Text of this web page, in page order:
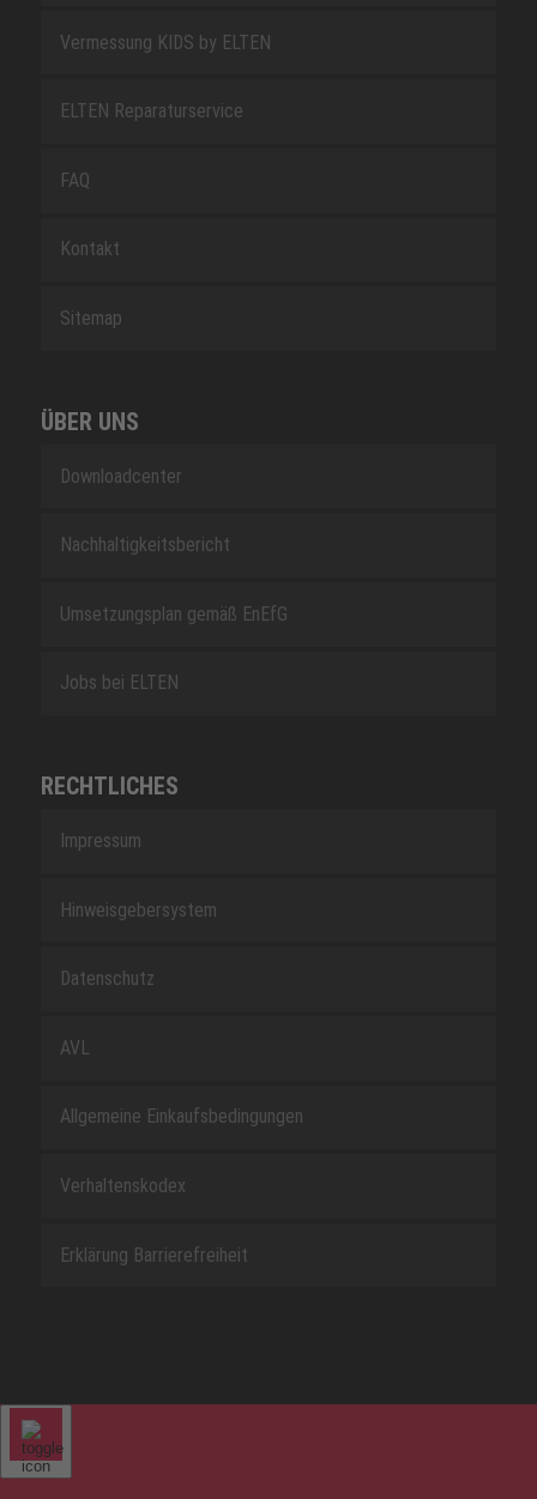
Vermessung KIDS by ELTEN
ELTEN Reparaturservice
FAQ
Kontakt
Sitemap
ÜBER UNS
Downloadcenter
Nachhaltigkeitsbericht
Umsetzungsplan gemäß EnEfG
Jobs bei ELTEN
RECHTLICHES
Impressum
Hinweisgebersystem
Datenschutz
AVL
Allgemeine Einkaufsbedingungen
Verhaltenskodex
Erklärung Barrierefreiheit